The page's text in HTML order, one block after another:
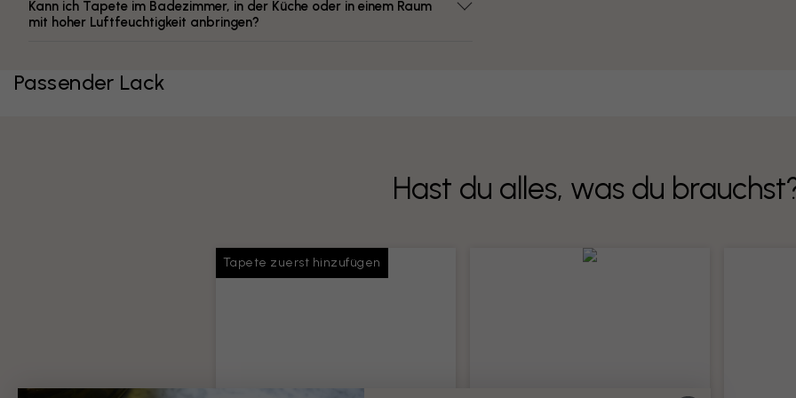
Kann ich Tapete im Badezimmer, in der Küche oder in einem Raum
mit hoher Luftfeuchtigkeit anbringen?
Passender Lack
Hast du alles, was du
Tapete zuerst hinzufügen